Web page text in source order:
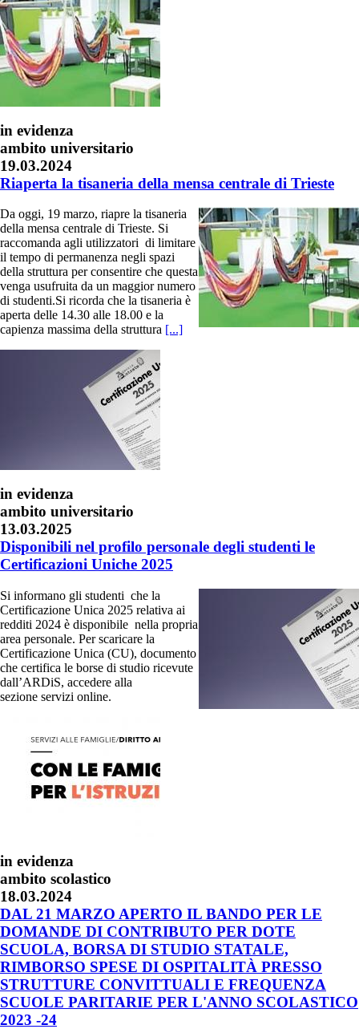
in evidenza
ambito universitario
19.03.2024
Riaperta la tisaneria della mensa centrale di Trieste
Da oggi, 19 marzo, riapre la tisaneria
della mensa centrale di Trieste. Si
raccomanda agli utilizzatori di limitare
il tempo di permanenza negli spazi
della struttura per consentire che questa
venga usufruita da un maggior numero
di studenti.Si ricorda che la tisaneria è
aperta delle 14.30 alle 18.00 e la
capienza massima della struttura [...]
in evidenza
ambito universitario
13.03.2025
Disponibili nel profilo personale degli studenti le
Certificazioni Uniche 2025
Si informano gli studenti che la
Certificazione Unica 2025 relativa ai
redditi 2024 è disponibile nella propria
area personale. Per scaricare la
Certificazione Unica (CU), documento
che certifica le borse di studio ricevute
dall’ARDiS, accedere alla
sezione servizi online.
in evidenza
ambito scolastico
18.03.2024
DAL 21 MARZO APERTO IL BANDO PER LE
DOMANDE DI CONTRIBUTO PER DOTE
SCUOLA, BORSA DI STUDIO STATALE,
RIMBORSO SPESE DI OSPITALITÀ PRESSO
STRUTTURE CONVITTUALI E FREQUENZA
SCUOLE PARITARIE PER L'ANNO SCOLASTICO
2023 -24